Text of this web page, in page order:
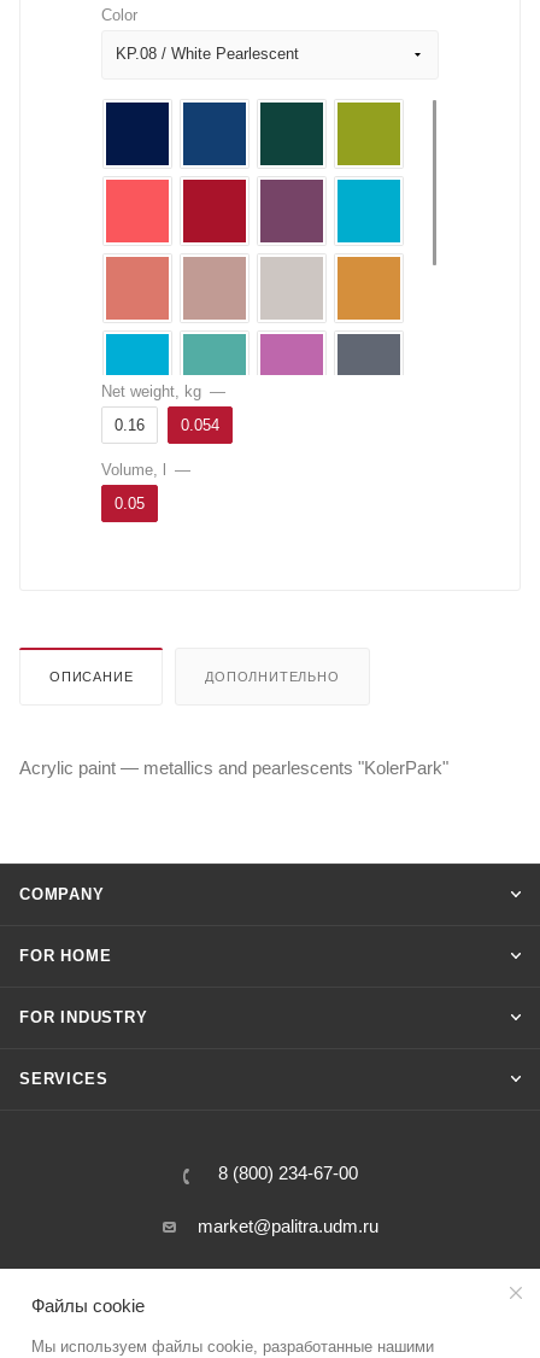
Color
KP.08 / White Pearlescent
Net weight, kg —
0.16
0.054
Volume, l
—
0.05
ОПИСАНИЕ ДОПОЛНИТЕЛЬНО
Acrylic paint — metallics and pearlescents "KolerPark"
COMPANY
FOR HOME
FOR INDUSTRY
SERVICES
8 (800) 234-67-00
market@palitra.udm.ru
Файлы cookie
Мы используем файлы cookie, разработанные нашими